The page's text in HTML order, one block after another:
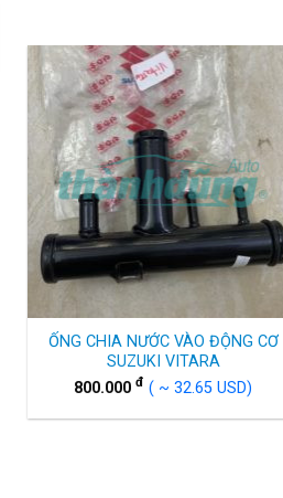
ỐNG CHIA NƯỚC VÀO ĐỘNG CƠ
SUZUKI VITARA
800.000 đ ( ~ 32.65 USD)